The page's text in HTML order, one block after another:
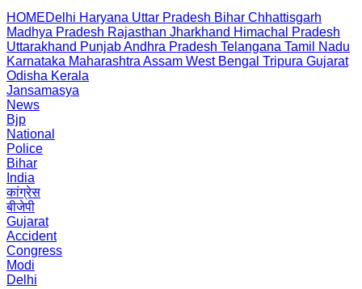
HOMEDelhi Haryana Uttar Pradesh Bihar Chhattisgarh
Madhya Pradesh Rajasthan Jharkhand Himachal Pradesh
Uttarakhand PunjabAndhra Pradesh Telangana Tamil Nadu
Karnataka Maharashtra Assam West Bengal Tripura Gujarat
Odisha Kerala
Jansamasya
News
Bjp
National
Police
Bihar
India
कांग्रेस
बीजेपी
Gujarat
Accident
Congress
Modi
Delhi